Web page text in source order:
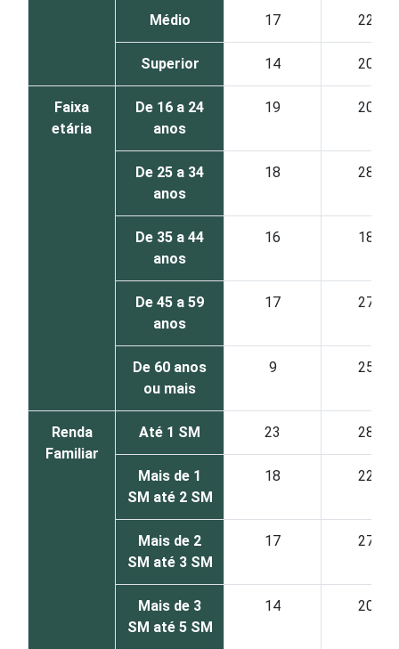
Médio 17 22
Superior 14 20
Faixa
etária
De 16 a 24
anos
19 20
De 25 a 34
anos
18 28
De 35 a 44
anos
16 18
De 45 a 59
anos
17 27
De 60 anos
ou mais
9 25
Renda
Familiar
Até 1 SM 23 28
Mais de 1
SM até 2 SM
18 22
Mais de 2
SM até 3 SM
17 27
Mais de 3
SM até 5 SM
14 20